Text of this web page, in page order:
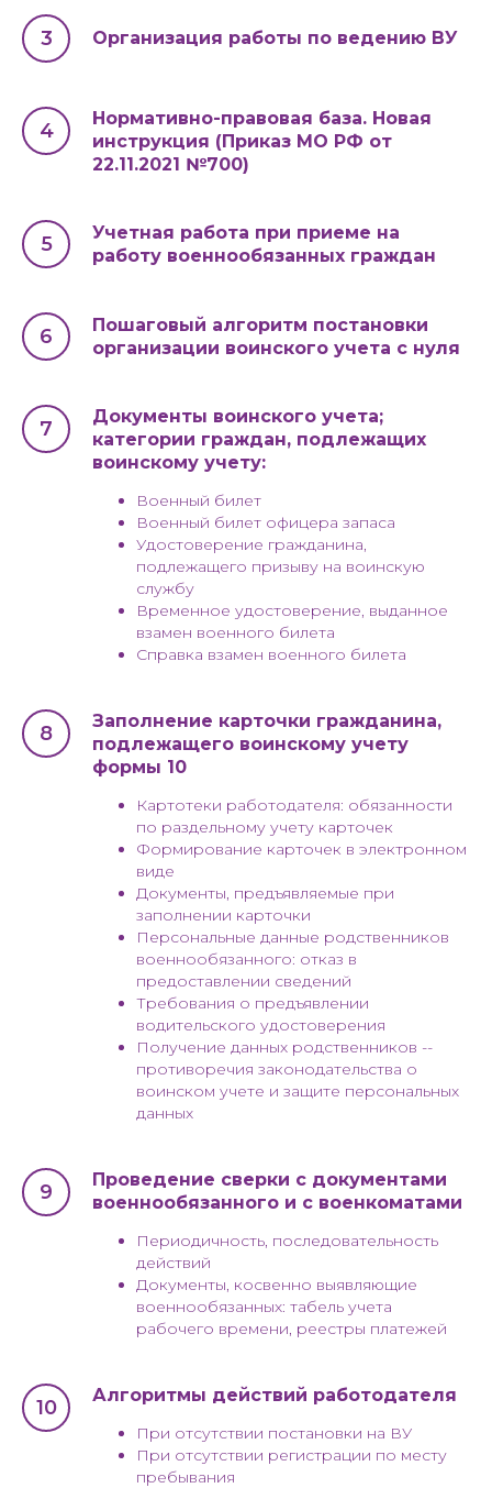
Организация работы по ведению ВУ
Нормативно-правовая база. Новая
инструкция (Приказ МО РФ от
22.11.2021 №700)
Учетная работа при приеме на
работу военнообязанных граждан
Пошаговый алгоритм постановки
организации воинского учета с нуля
Документы воинского учета;
категории граждан, подлежащих
воинскому учету:
Военный билет
Военный билет офицера запаса
Удостоверение гражданина,
подлежащего призыву на воинскую
службу
Временное удостоверение, выданное
взамен военного билета
Справка взамен военного билета
Заполнение карточки гражданина,
подлежащего воинскому учету
формы 10
Картотеки работодателя: обязанности
по раздельному учету карточек
Формирование карточек в электронном
виде
Документы, предъявляемые при
заполнении карточки
Персональные данные родственников
военнообязанного: отказ в
предоставлении сведений
Требования о предъявлении
водительского удостоверения
Получение данных родственников --
противоречия законодательства о
воинском учете и защите персональных
данных
Проведение сверки с документами
военнообязанного и с военкоматами
Периодичность, последовательность
действий
Документы, косвенно выявляющие
военнообязанных: табель учета
рабочего времени, реестры платежей
Алгоритмы действий работодателя
При отсутствии постановки на ВУ
При отсутствии регистрации по месту
пребывания